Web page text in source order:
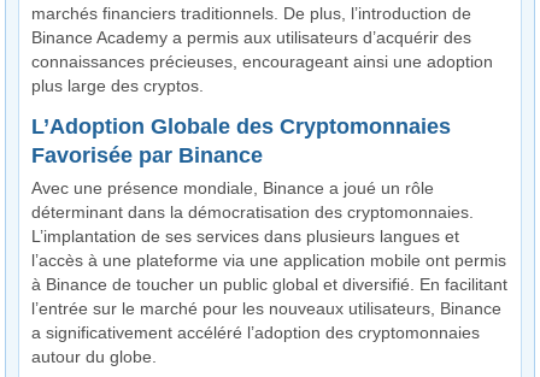
marchés financiers traditionnels. De plus, l’introduction de
Binance Academy a permis aux utilisateurs d’acquérir des
connaissances précieuses, encourageant ainsi une adoption
plus large des cryptos.
L’Adoption Globale des Cryptomonnaies
Favorisée par Binance
Avec une présence mondiale, Binance a joué un rôle
déterminant dans la démocratisation des cryptomonnaies.
L’implantation de ses services dans plusieurs langues et
l’accès à une plateforme via une application mobile ont permis
à Binance de toucher un public global et diversifié. En facilitant
l’entrée sur le marché pour les nouveaux utilisateurs, Binance
a significativement accéléré l’adoption des cryptomonnaies
autour du globe.